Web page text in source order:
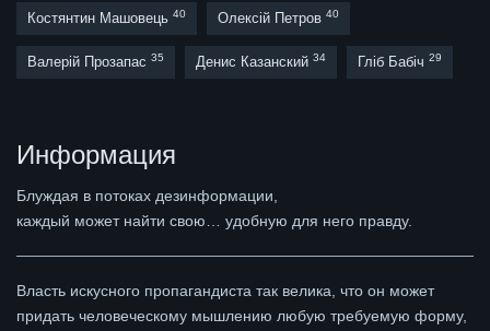
Костянтин Машовець 40 Олексій Петров 40
Валерій Прозапас 35 Денис Казанский 34 Гліб Бабіч 29
Информация
Блуждая в потоках дезинформации,
каждый может найти свою… удобную для него правду.
Власть искусного пропагандиста так велика, что он может
придать человеческому мышлению любую требуемую форму,